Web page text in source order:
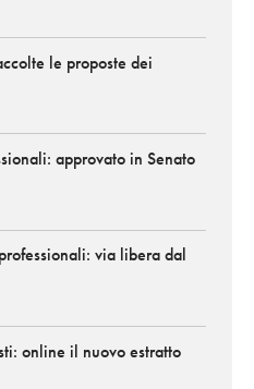
le proposte dei
approvato in Senato
via libera dal
online il nuovo estratto